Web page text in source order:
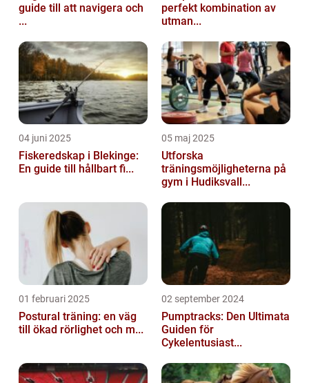
guide till att navigera och
...
perfekt kombination av
utman...
04 juni 2025
Fiskeredskap i Blekinge:
En guide till hållbart fi...
05 maj 2025
Utforska
träningsmöjligheterna på
gym i Hudiksvall...
01 februari 2025
Postural träning: en väg
till ökad rörlighet och m...
02 september 2024
Pumptracks: Den Ultimata
Guiden för
Cykelentusiast...